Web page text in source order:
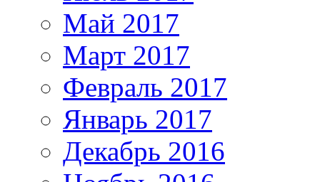
Май 2017
Март 2017
Февраль 2017
Январь 2017
Декабрь 2016